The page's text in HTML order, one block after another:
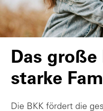
Das große
starke
Die BKK fördert die